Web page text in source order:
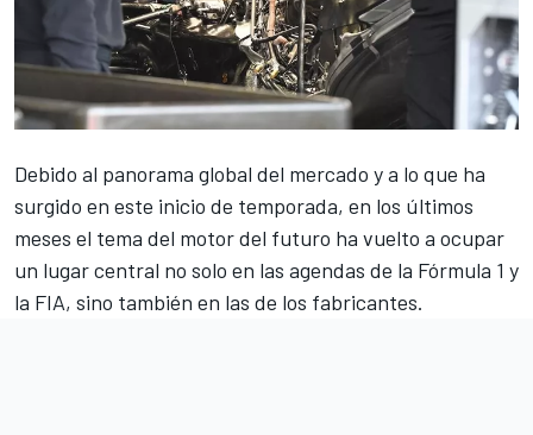
Debido al panorama global del mercado y a lo que ha
surgido en este inicio de temporada, en los últimos
meses el tema del motor del futuro ha vuelto a ocupar
un lugar central no solo en las agendas de la Fórmula 1 y
la FIA, sino también en las de los fabricantes.